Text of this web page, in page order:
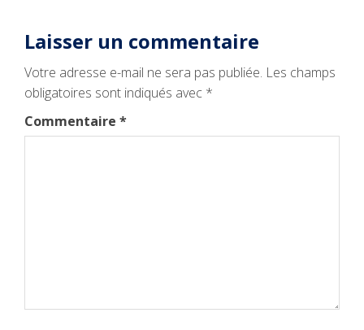
Laisser un commentaire
Votre adresse e-mail ne sera pas publiée. Les champs
obligatoires sont indiqués avec *
Commentaire *